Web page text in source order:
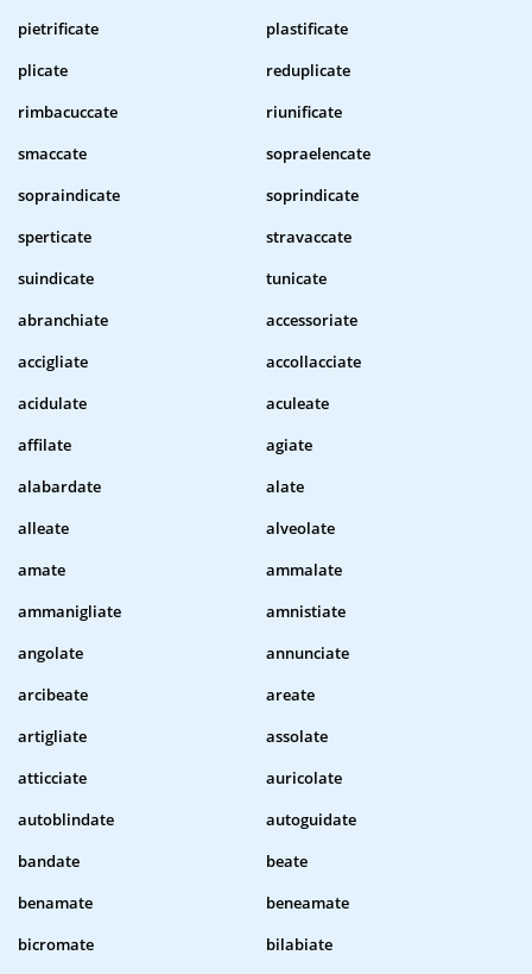
pietrificate
plastificate
plicate
reduplicate
rimbacuccate
riunificate
smaccate
sopraelencate
sopraindicate
soprindicate
sperticate
stravaccate
suindicate
tunicate
abranchiate
accessoriate
accigliate
accollacciate
acidulate
aculeate
affilate
agiate
alabardate
alate
alleate
alveolate
amate
ammalate
ammanigliate
amnistiate
angolate
annunciate
arcibeate
areate
artigliate
assolate
atticciate
auricolate
autoblindate
autoguidate
bandate
beate
benamate
beneamate
bicromate
bilabiate